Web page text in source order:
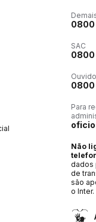
SAC
0800
Para
Não
dados
de
são
o Inter.